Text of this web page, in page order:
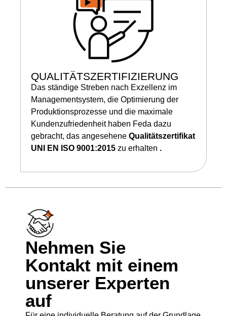
QUALITÄTSZERTIFIZIERUNG
Das ständige Streben nach Exzellenz im
Managementsystem, die Optimierung der
Produktionsprozesse und die maximale
Kundenzufriedenheit haben Feda dazu
gebracht, das angesehene Qualitätszertifikat
UNI EN ISO 9001:2015 zu erhalten .
Nehmen Sie
Kontakt mit einem
unserer Experten
auf